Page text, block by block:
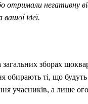
отримали негативну
ідеї.
зборах
обирають ті, що будуть
учасників, а лише